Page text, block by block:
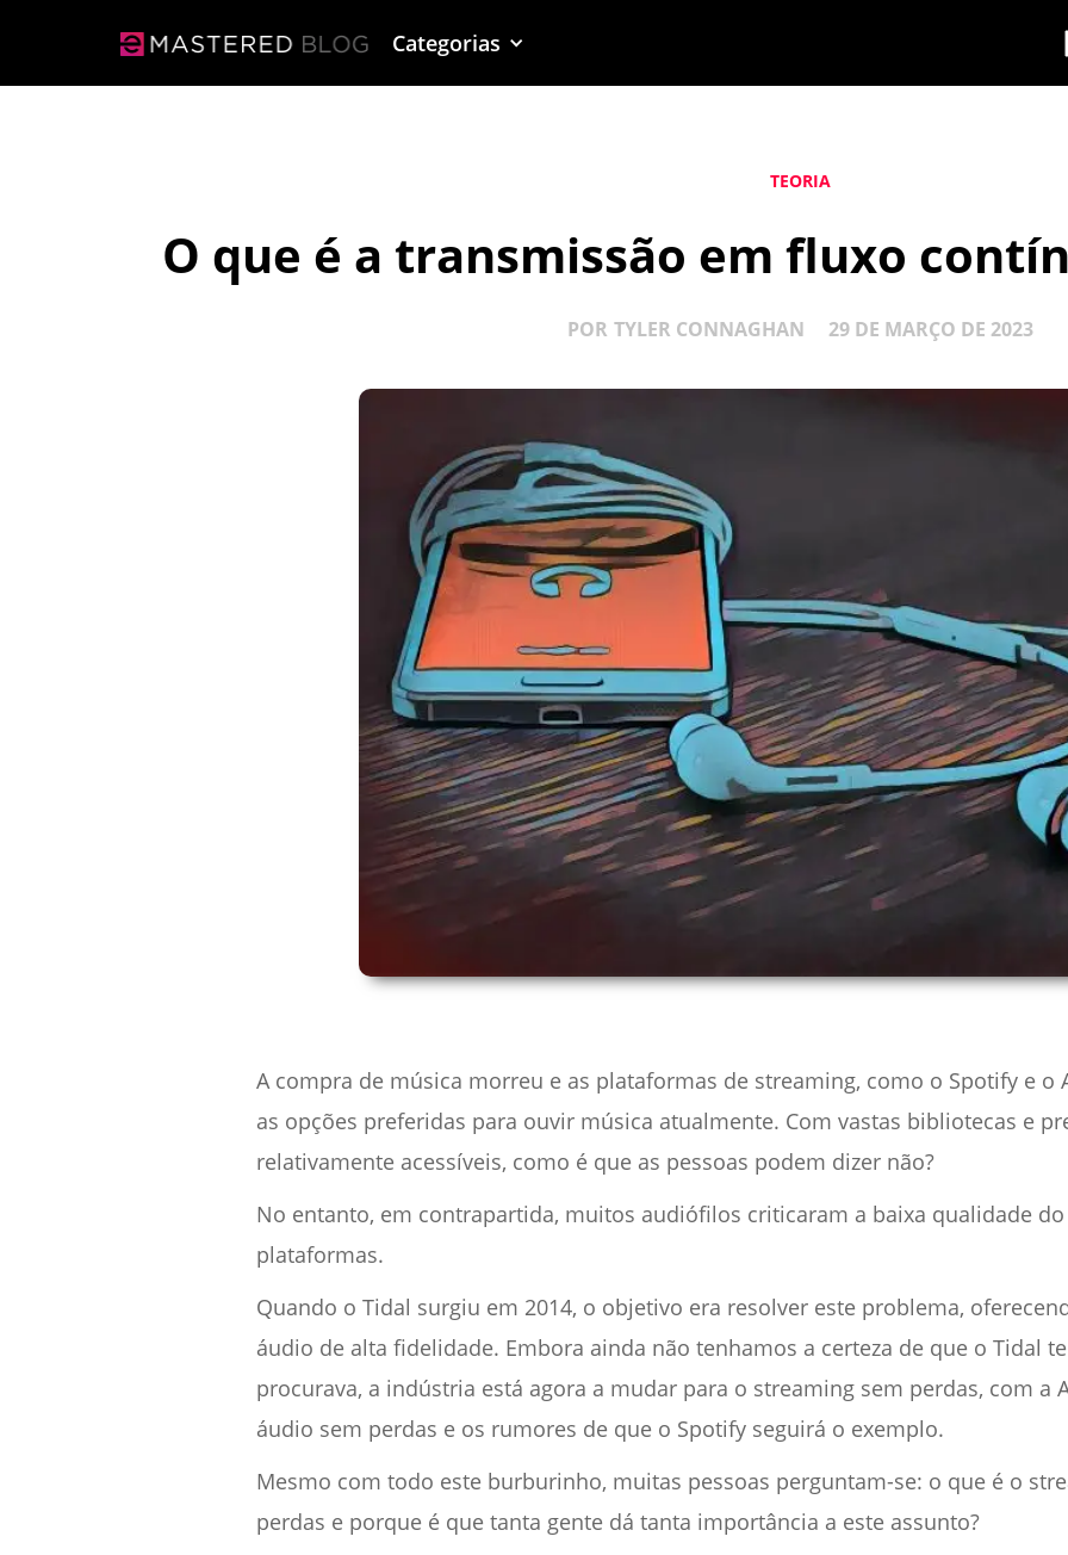
Categorias
TEORIA
O que é a transmissão em fluxo
POR TYLER CONNAGHAN 29 DE MARÇO DE 2023
A compra de música morreu e as plataformas de streaming, como o Spotify e o
as opções preferidas para ouvir música atualmente. Com vastas bibliotecas e
relativamente acessíveis, como é que as pessoas podem dizer não?
No entanto, em contrapartida, muitos audiófilos criticaram a baixa qualidade
plataformas.
Quando o Tidal surgiu em 2014, o objetivo era resolver este problema,
áudio de alta fidelidade. Embora ainda não tenhamos a certeza de que o Tidal
procurava, a indústria está agora a mudar para o streaming sem perdas, com a
áudio sem perdas e os rumores de que o Spotify seguirá o exemplo.
Mesmo com todo este burburinho, muitas pessoas perguntam-se: o que é o
perdas e porque é que tanta gente dá tanta importância a este assunto?